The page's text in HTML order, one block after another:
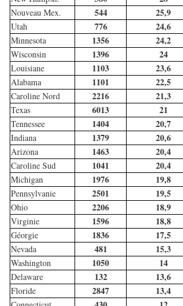
Nouveau Mex. 544 25,9
Utah 776 24,6
Minnesota 1356 24,2
Wisconsin 1396 24
Louisiane 1103 23,6
Alabama 1101 22,5
Caroline Nord 2216 21,3
Texas 6013 21
Tennessee 1404 20,7
Indiana 1379 20,6
Arizona 1463 20,4
Caroline Sud 1041 20,4
Michigan 1976 19,8
Pennsylvanie 2501 19,5
Ohio 2206 18,9
Virginie 1596 18,8
Géorgie 1836 17,5
Nevada 481 15,3
Washington 1050 14
Delaware 132 13,6
Floride 2847 13,4